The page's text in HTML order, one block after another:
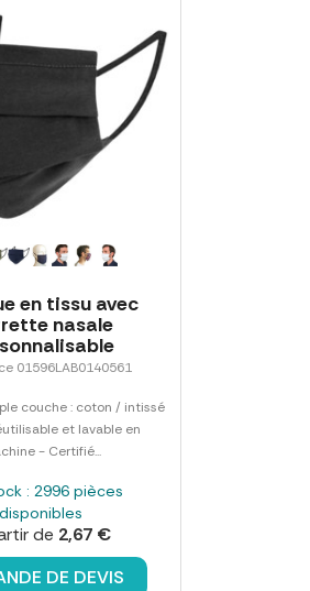
en tissu avec
nasale
01596LAB0140561
couche : coton / intissé
et lavable en
- Certifié...
: 2996 pièces
disponibles
de 2,67 €
DE DEVIS